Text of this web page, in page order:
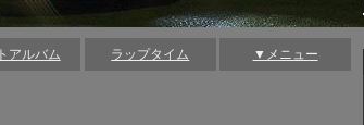
アルバム ラップタイム ▼メニュー